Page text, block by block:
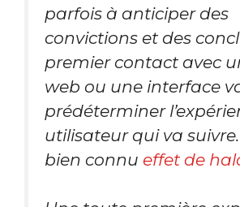
parfois à anticiper des
convictions et des
premier contact avec
web ou une interface
prédéterminer
utilisateur qui va suivre.
bien connu effet de